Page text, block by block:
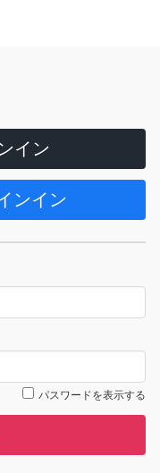
イン
ンイン
パスワードを表示する